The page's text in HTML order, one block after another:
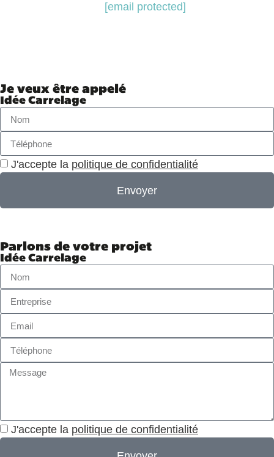
[email protected]
Je veux être appelé
Idée Carrelage
J'accepte la politique de confidentialité
Envoyer
Parlons de votre projet
Idée Carrelage
J'accepte la politique de confidentialité